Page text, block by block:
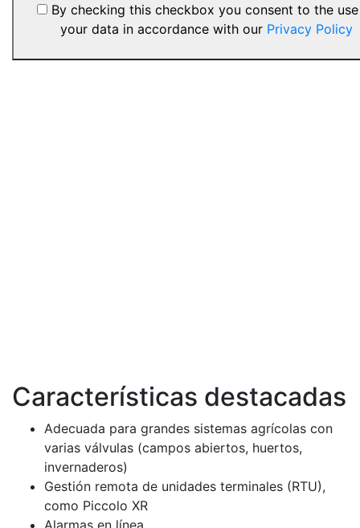
By checking this checkbox you consent to the
your data in accordance with our Privacy Policy
Características destacadas
Adecuada para grandes sistemas agrícolas con
varias válvulas (campos abiertos, huertos,
invernaderos)
Gestión remota de unidades terminales (RTU),
como Piccolo XR
Alarmas en línea